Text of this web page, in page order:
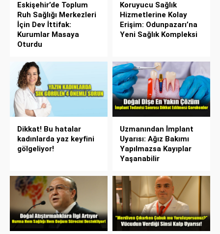
Eskişehir’de Toplum
Ruh Sağlığı Merkezleri
İçin Dev İttifak:
Kurumlar Masaya
Oturdu
Koruyucu Sağlık
Hizmetlerine Kolay
Erişim: Odunpazarı’na
Yeni Sağlık Kompleksi
Dikkat! Bu hatalar
kadınlarda yaz keyfini
gölgeliyor!
Uzmanından İmplant
Uyarısı: Ağız Bakımı
Yapılmazsa Kayıplar
Yaşanabilir